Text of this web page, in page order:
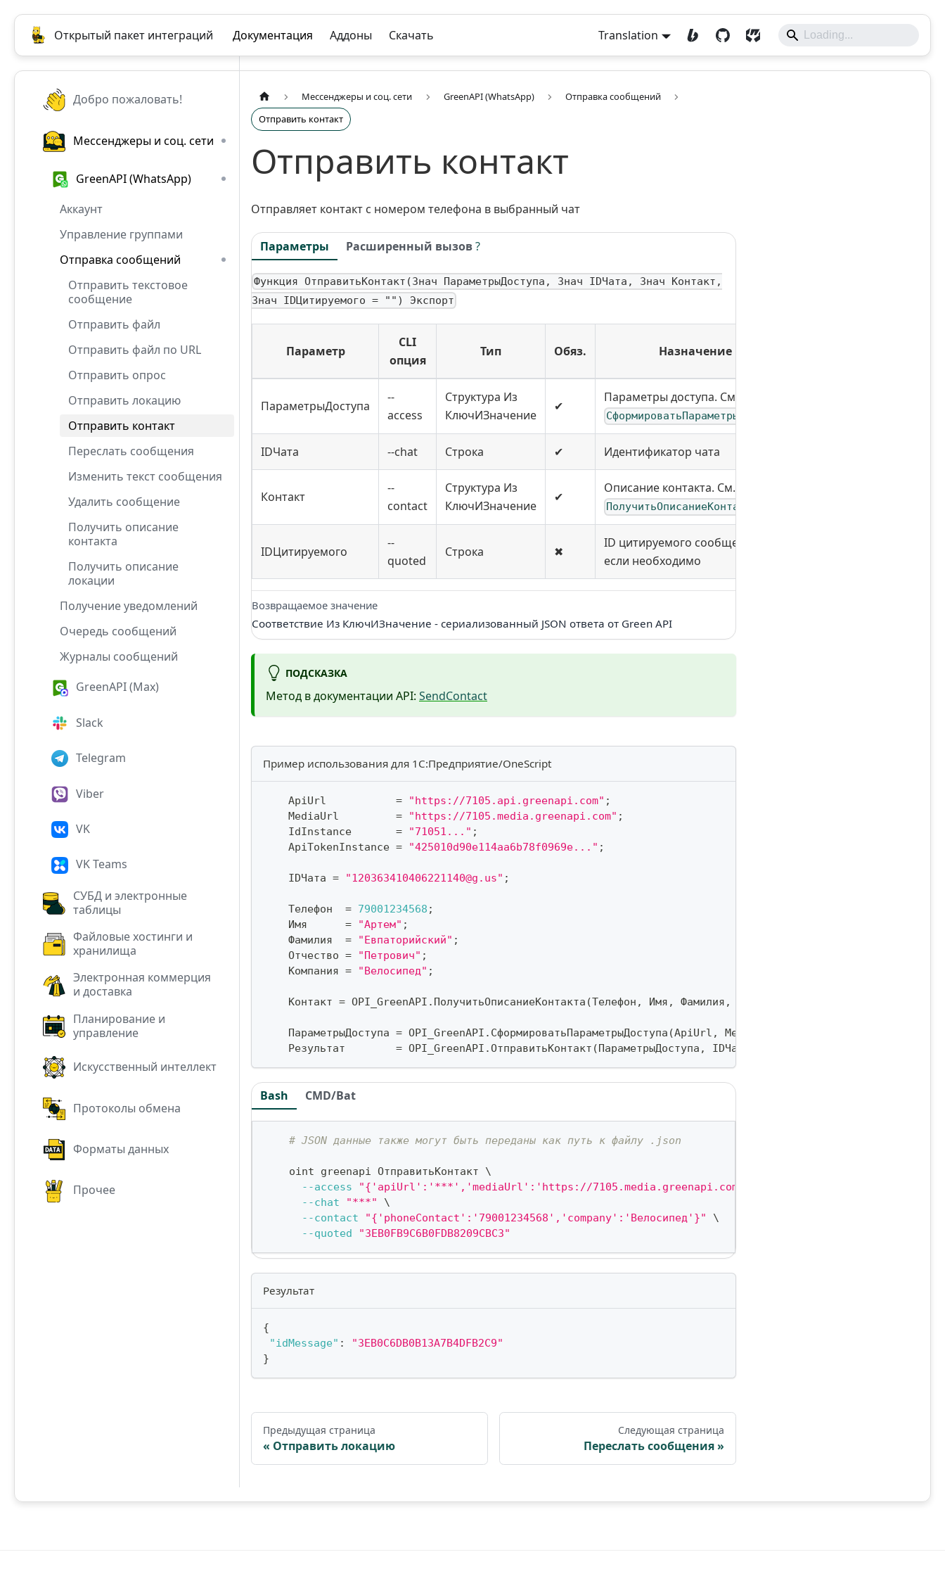
Открытый пакет интеграций Документация Аддоны Скачать Translation
Добро пожаловать!
Мессенджеры и соц. сети
GreenAPI (WhatsApp)
Аккаунт
Управление группами
Отправка сообщений
Отправить текстовое
сообщение
Отправить файл
Отправить файл по URL
Отправить опрос
Отправить локацию
Отправить контакт
Переслать сообщения
Изменить текст сообщения
Удалить сообщение
Получить описание
контакта
Получить описание
локации
Получение уведомлений
Очередь сообщений
Журналы сообщений
GreenAPI (Max)
Slack
Telegram
Viber
VK
VK Teams
СУБД и электронные
таблицы
Файловые хостинги и
хранилища
Электронная коммерция
и доставка
Планирование и
управление
Искусственный интеллект
Протоколы обмена
Форматы данных
Прочее
Мессенджеры и соц. сети GreenAPI (WhatsApp)
Отправка сообщений
Отправить контакт
Отправить контакт
Отправляет контакт с номером телефона в выбранный чат
Параметры Расширенный вызов?
Функция ОтправитьКонтакт(Знач ПараметрыДоступа, Знач IDЧата, Знач Контакт,
Знач IDЦитируемого = "") Экспорт
Параметр
CLI
опция
Тип Обяз. Назначение
ПараметрыДоступа
--
access
Структура Из
КлючИЗначение
✔
Параметры доступа. См.
СформироватьПараметрыДоступа
IDЧата --chat Строка ✔ Идентификатор чата
Контакт
--
contact
Структура Из
КлючИЗначение
✔
Описание контакта. См.
ПолучитьОписаниеКонтакта
IDЦитируемого
--
quoted
Строка ✖
ID цитируемого сообщения,
если необходимо
Возвращаемое значение
Соответствие Из КлючИЗначение - сериализованный JSON ответа от Green API
ПОДСКАЗКА
Метод в документации API: SendContact
Пример использования для 1С:Предприятие/OneScript
    ApiUrl
= "https://7105.api.greenapi.com" ;
    MediaUrl
= "https://7105.media.greenapi.com" ;
    IdInstance
= "71051..." ;
    ApiTokenInstance
= "425010d90e114aa6b78f0969e..." ;
    IDЧата
= "120363410406221140@g.us" ;
    Телефон
= 79001234568 ;
    Имя
= "Артем" ;
    Фамилия
= "Евпаторийский" ;
    Отчество
= "Петрович" ;
    Компания
= "Велосипед" ;
    Контакт
= OPI_GreenAPI . ПолучитьОписаниеКонтакта (Телефон , Имя , Фамилия ,
    ПараметрыДоступа
= OPI_GreenAPI . СформироватьПараметрыДоступа (ApiUrl , MediaUrl
    Результат
= OPI_GreenAPI .ОтправитьКонтакт (ПараметрыДоступа , IDЧата
Bash CMD/Bat
# JSON данные также могут быть переданы как путь к файлу .json
    oint greenapi ОтправитьКонтакт
\
--access
"{'apiUrl':'***','mediaUrl':'https://
--chat
"***"
\
--contact
"{'phoneContact':'79001234568','company':'Велосипед'}"
\
--quoted
"3EB0FB9C6B0FDB8209CBC3"
Результат
{
"idMessage" :
"3EB0C6DB0B13A7B4DFB2C9"
}
Предыдущая страница
Отправить локацию
Следующая страница
Переслать сообщения